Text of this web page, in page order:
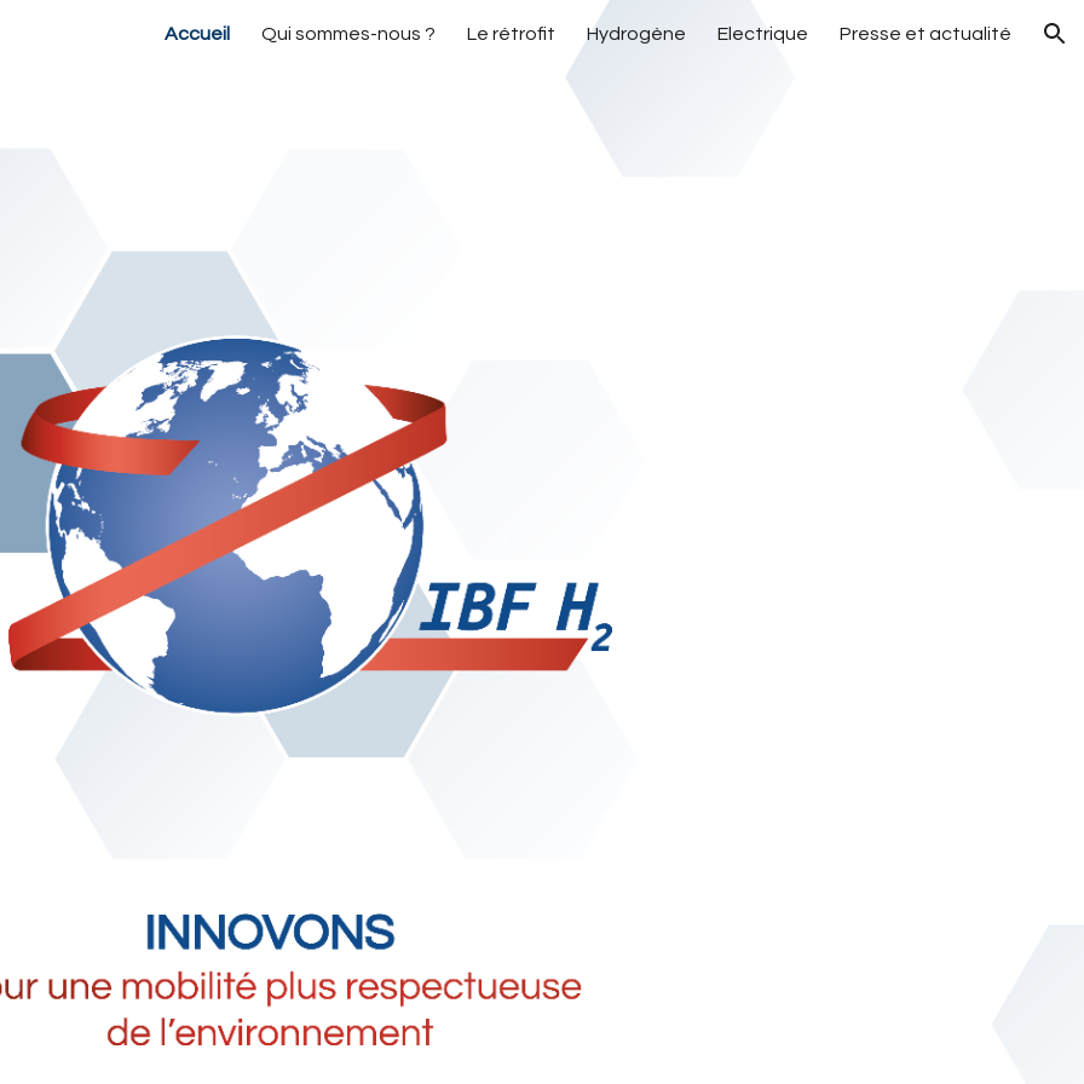
Skip to navigation
Accueil Qui sommes-nous ? Le rétrofit Hydrogène Electrique Presse et actualité